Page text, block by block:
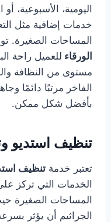
اليومية، الأسبوعية،
خدمات إضافية مثل
المساحات الصغيرة.
الورقاء للعميل راحة
مستوى من النظافة
الفاخر مرتبًا دائمًا
بأفضل شكل ممكن.
تنظيف استديو
تعتبر خدمة تنظيف
الخدمات التي تركز
المساحات الصغيرة
الجراثيم أن يؤثر